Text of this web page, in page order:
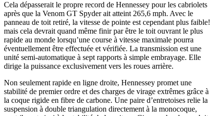
Cela dépasserait le propre record de Hennessey pour les cabriolets
après que la Venom GT Spyder ait atteint 265,6 mph. Avec le
panneau de toit retiré, la vitesse de pointe est cependant plus faible!
mais cela devrait quand même finir par être le toit ouvrant le plus
rapide au monde lorsqu’une course à vitesse maximale pourra
éventuellement être effectuée et vérifiée. La transmission est une
unité semi-automatique à sept rapports à simple embrayage. Elle
dirige la puissance exclusivement vers les roues arrière.
Non seulement rapide en ligne droite, Hennessey promet une
stabilité de premier ordre et des charges de virage extrêmes grâce à
la coque rigide en fibre de carbone. Une paire d’entretoises relie la
suspension à double triangulation directement à la monocoque,